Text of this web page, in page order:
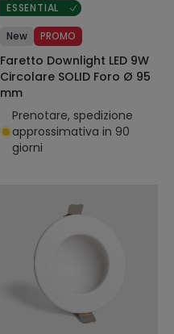
ESSENTIAL
New PROMO
Faretto Downlight LED 9W
Circolare SOLID Foro Ø 95
mm
Prenotare, spedizione
approssimativa in 90
giorni